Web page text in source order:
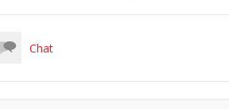
Chat